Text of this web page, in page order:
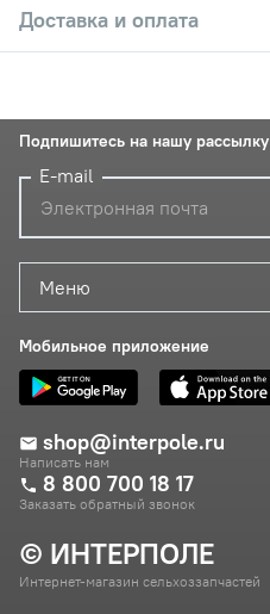
Доставка и оплата
© ИНТЕРПОЛЕ
Интернет-магазин сельхоззапчастей
Меню
Мобильное приложение
shop@interpole.ru
Написать нам
8 800 700 18 17
Заказать обратный звонок
Подпишитесь на нашу рассылку
E-mail